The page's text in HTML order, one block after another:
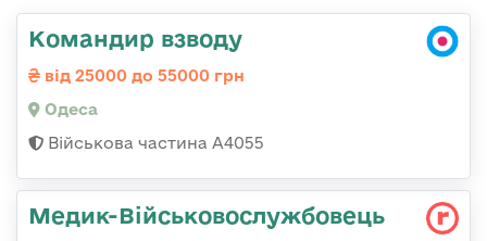
Командир взводу
від 25000 до 55000 грн
Одеса
Військова частина А4055
Медик-Військовослужбовець